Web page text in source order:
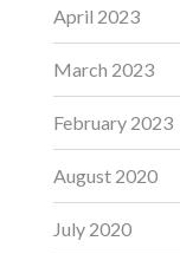
April 2023
March 2023
February 2023
August 2020
July 2020